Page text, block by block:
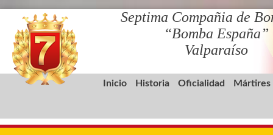
Septima Compañia de
“Bomba España”
Valparaíso
Inicio Historia Oficialidad Mártires